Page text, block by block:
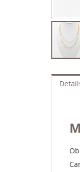
Anfang
der